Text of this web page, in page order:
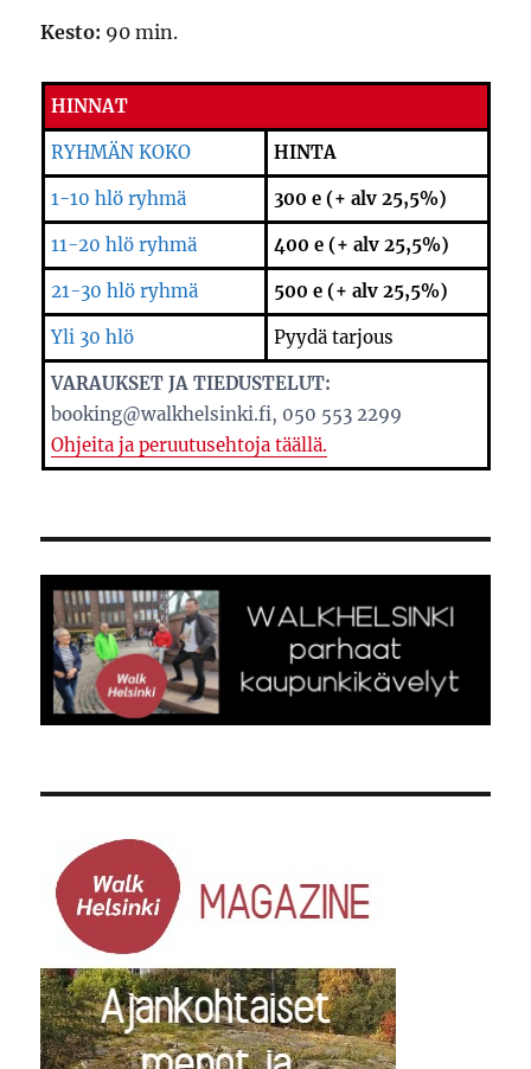
Kesto: 90 min.
HINNAT
RYHMÄN KOKO HINTA
1-10 hlö ryhmä 300 e (+ alv 25,5%)
11-20 hlö ryhmä 400 e (+ alv 25,5%)
21-30 hlö ryhmä 500 e (+ alv 25,5%)
Yli 30 hlö Pyydä tarjous
VARAUKSET JA TIEDUSTELUT:
booking@walkhelsinki.fi, 050 553 2299
Ohjeita ja peruutusehtoja täällä.